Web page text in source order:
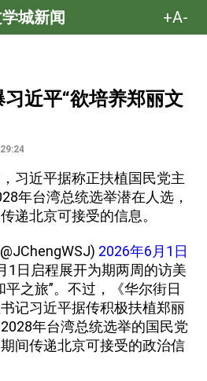
城新闻 +A-
近平“欲培养郑丽文
习近平据称正扶植国民党主
年台湾总统选举潜在人选，
递北京可接受的信息。
2026年6月1日
1日启程展开为期两周的访美
之旅”。不过，《华尔街日
记习近平据传积极扶植郑丽
年台湾总统选举的国民党
间传递北京可接受的政治信